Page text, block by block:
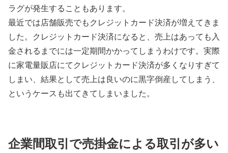
ラグが発生することもあります。
最近では店舗販売でもクレジットカード決済が増えてきま
した。クレジットカード決済になると、売上はあっても入
金されるまでには一定期間かかってしまうわけです。実際
に家電量販店にてクレジットカード決済が多くなりすぎて
しまい、結果として売上は良いのに黒字倒産してしまう、
というケースも出てきてしまいました。
企業間取引で売掛金による取引が多い